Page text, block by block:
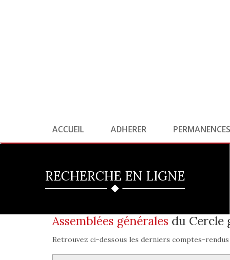
ACCUEIL ADHERER PERMANENCES
RECHERCHE EN LIGNE
Assemblées générales du Cercle
Retrouvez ci-dessous les derniers comptes-